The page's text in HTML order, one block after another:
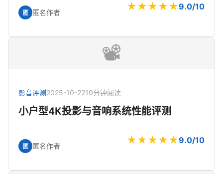
匿 匿名作者 ★★★★★9.0/10
📽️
影音评测2025-10-2210分钟阅读
小户型4K投影与音响系统性能评测
匿 匿名作者 ★★★★★9.0/10